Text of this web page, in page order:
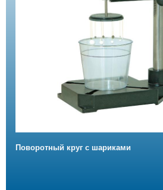
Поворотный круг с шариками